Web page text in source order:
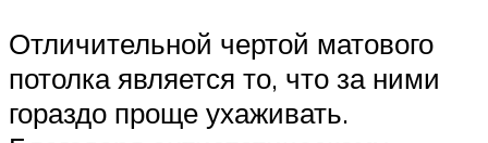
Отличительной чертой матового
потолка является то, что за ними
гораздо проще ухаживать.